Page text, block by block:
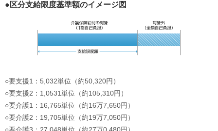
●区分支給限度基準額のイメージ図
○要支援1：5,032単位（約50,320円）
○要支援2：1,0531単位（約105,310円）
○要介護1：16,765単位（約16万7,650円）
○要介護2：19,705単位（約19万7,050円）